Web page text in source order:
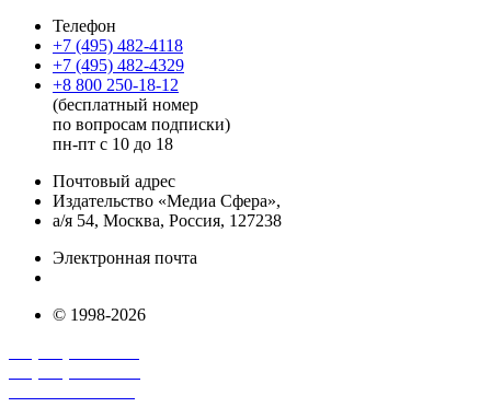
Телефон
+7 (495) 482-4118
+7 (495) 482-4329
+8 800 250-18-12
(бесплатный номер
по вопросам подписки)
пн-пт с 10 до 18
Почтовый адрес
Издательство «Медиа Сфера»,
а/я 54, Москва, Россия, 127238
Электронная почта
© 1998-2026